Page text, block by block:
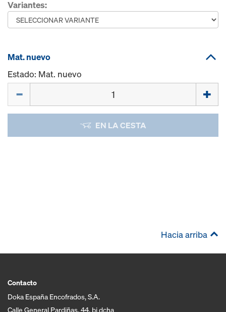
Variantes:
Mat. nuevo
Estado: Mat. nuevo
EN LA CESTA
Hacia arriba
Contacto
Doka España Encofrados, S.A.
Calle General Pardiñas, 44, bj dcha